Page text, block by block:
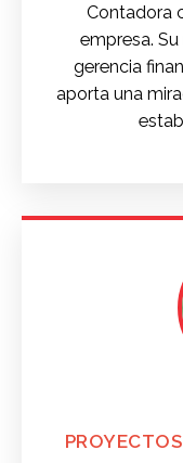
Contadora
empresa.
gerencia
aporta una